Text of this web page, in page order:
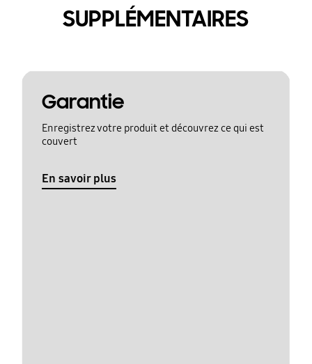
SUPPLÉMENTAIRES
Garantie
Enregistrez votre produit et découvrez ce qui est
couvert
En savoir plus